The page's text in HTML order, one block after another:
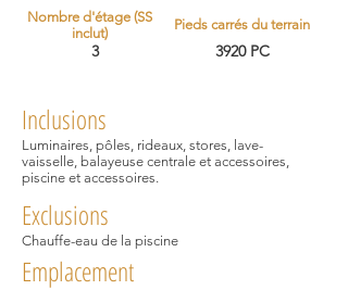
Nombre d'étage (SS
inclut)
3
Pieds carrés du terrain
3920 PC
Inclusions
Luminaires, pôles, rideaux, stores, lave-
vaisselle, balayeuse centrale et accessoires,
piscine et accessoires.
Exclusions
Chauffe-eau de la piscine
Emplacement